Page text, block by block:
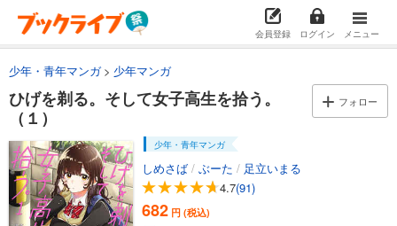
会員登録 ログイン メニュー
少年・青年マンガ 少年マンガ
ひげを剃る。そして女子高生を拾う。
（１）
フォロー
少年・青年マンガ
しめさば / ぶーた / 足立いまる
4.7(91)
682 円 (税込)